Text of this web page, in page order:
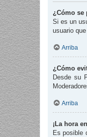
¿Cómo se
Si es un
usuario
Arriba
¿Cómo
Desde su
Arriba
¡La hora
Es posible